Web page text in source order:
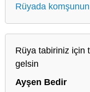
Rüyada komşunun
Rüya tabiriniz için
gelsin
Ayşen Bedir